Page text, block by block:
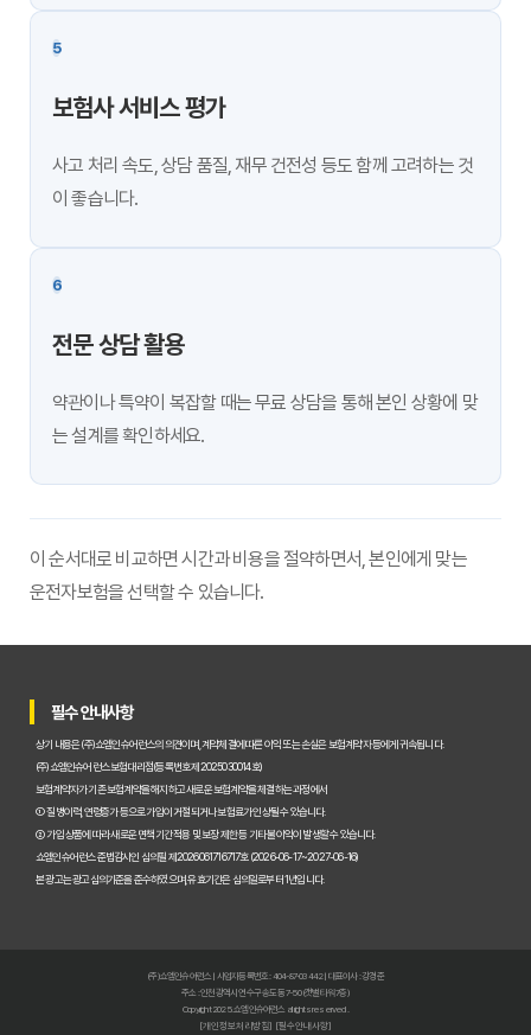
5
보험사 서비스 평가
사고 처리 속도, 상담 품질, 재무 건전성 등도 함께 고려하는 것
이 좋습니다.
6
전문 상담 활용
약관이나 특약이 복잡할 때는 무료 상담을 통해 본인 상황에 맞
는 설계를 확인하세요.
이 순서대로 비교하면 시간과 비용을 절약하면서, 본인에게 맞는
운전자보험을 선택할 수 있습니다.
필수 안내사항
상기 내용은 (주)쇼엠인슈어런스의 의견이며, 계약체결에 따른 이익 또는 손실은 보험계약자 등에게 귀속됩니다.
(주)쇼엠인슈어런스 보험대리점(등록번호 제2025030014호)
보험계약자가 기존 보험계약을 해지하고 새로운 보험계약을 체결하는 과정에서
① 질병이력, 연령증가 등으로 가입이 거절되거나 보험료가 인상될 수 있습니다.
② 가입 상품에 따라 새로운 면책기간 적용 및 보장 제한 등 기타 불이익이 발생할 수 있습니다.
쇼엠인슈어런스 준법감시인 심의필 제2026061716717호 (2026-06-17~2027-06-16)
본 광고는 광고심의기준을 준수하였으며, 유효기간은 심의일로부터 1년입니다.
(주)쇼엠인슈어런스 | 사업자등록번호 : 404-87-03442 | 대표이사 : 강경준
주소 : 인천광역시 연수구 송도동 7-50 (갯벌타워 7층)
Copyright 2025. 쇼엠인슈어런스 all rights reserved.
[개인정보처리방침] [필수안내사항]